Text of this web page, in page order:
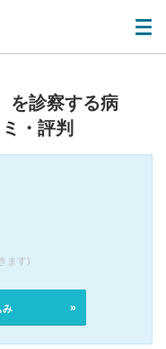
を診察する病
・評判
ます)
み